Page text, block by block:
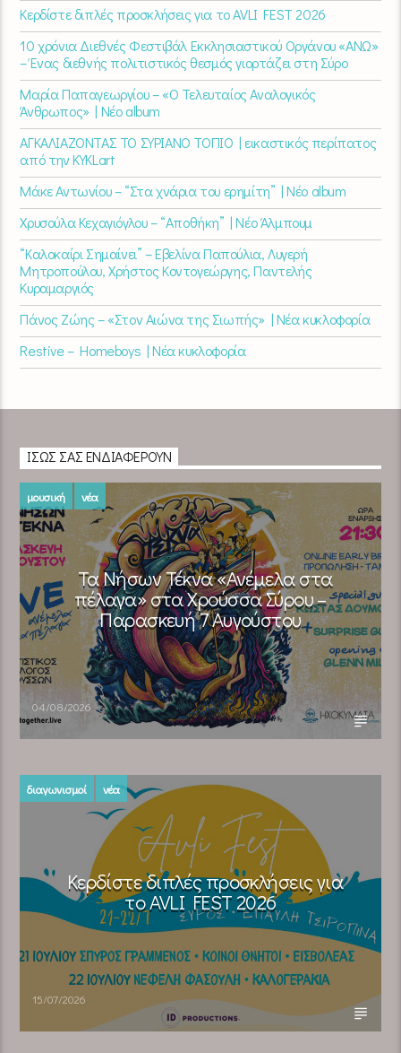
Κερδίστε διπλές προσκλήσεις για το AVLI FEST 2026
10 χρόνια Διεθνές Φεστιβάλ Εκκλησιαστικού Οργάνου «ΑΝΩ»
– Ένας διεθνής πολιτιστικός θεσμός γιορτάζει στη Σύρο​
Μαρία Παπαγεωργίου – «Ο Τελευταίος Αναλογικός
Άνθρωπος» | Νέο album
ΑΓΚΑΛΙΑΖΟΝΤΑΣ ΤΟ ΣΥΡΙΑΝΟ ΤΟΠΙΟ | εικαστικός περίπατος
από την KYKLart
Μάκε Αντωνίου – “Στα χνάρια του ερημίτη” | Νέο album
Χρυσούλα Κεχαγιόγλου – “Αποθήκη” | Νέο Άλμπουμ
“Καλοκαίρι Σημαίνει” – Εβελίνα Παπούλια, Λυγερή
Μητροπούλου, Χρήστος Κοντογεώργης, Παντελής
Κυραμαργιός
Πάνος Ζώης – «Στον Αιώνα της Σιωπής» | Νέα κυκλοφορία
Restive – Homeboys | Νέα κυκλοφορία
ΊΣΩΣ ΣΑΣ ΕΝΔΙΑΦΈΡΟΥΝ
μουσική νέα
Τα Νήσων Τέκνα «Ανέμελα στα
πέλαγα» στα Χρούσσα Σύρου –
Παρασκευή 7 Αυγούστου
04/08/2026
διαγωνισμοί νέα
Κερδίστε διπλές προσκλήσεις για
το AVLI FEST 2026
15/07/2026